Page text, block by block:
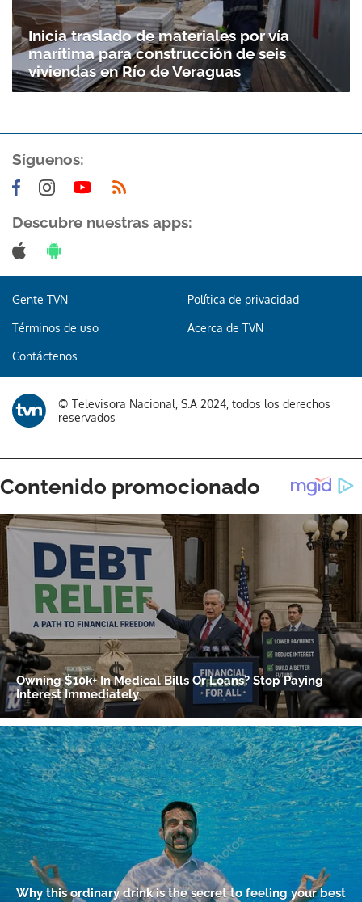
Gracias por suscribirte a nuestro boletín.
ACEPTAR
Inicia traslado de materiales por vía
marítima para construcción de seis
viviendas en Río de Veraguas
Síguenos:
Descubre nuestras apps:
Gente TVN Política de privacidad
Términos de uso Acerca de TVN
Contáctenos
© Televisora Nacional, S.A 2024, todos los derechos
reservados